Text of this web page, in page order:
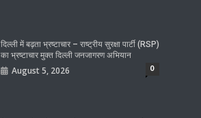
दिल्ली में बढ़ता भ्रष्टाचार – राष्ट्रीय सुरक्षा पार्टी (RSP)
का भ्रष्टाचार मुक्त दिल्ली जनजागरण अभियान
August 5, 2026 0